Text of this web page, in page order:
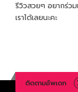
รีวิวสวยๆ อยากร่ว
เราได้เลยนะคะ
ติดตามอัพเดท